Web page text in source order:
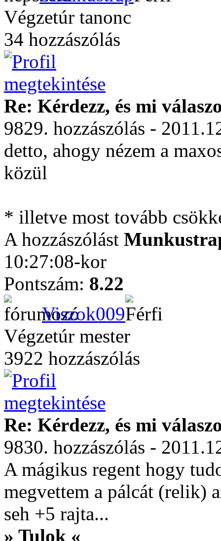
Végzetúr tanonc
34 hozzászólás
Re: Kérdezz, és mi
9829. hozzászólás -
detto, ahogy nézem a
közül
* illetve most tovább
A hozzászólást
10:27:08-kor
Pontszám: 8.22
Viszok009
Végzetúr mester
3922 hozzászólás
Re: Kérdezz, és mi
9830. hozzászólás -
A mágikus regent hogy
megvettem a pálcát (relik)
seh +5 rajta...
» Tulok «